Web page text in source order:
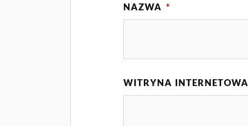
NAZWA *
WITRYNA INTERNETOWA